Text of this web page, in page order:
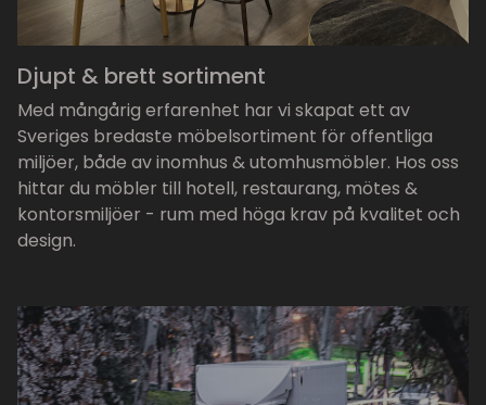
Djupt & brett sortiment
Med mångårig erfarenhet har vi skapat ett av
Sveriges bredaste möbelsortiment för offentliga
miljöer, både av inomhus & utomhusmöbler. Hos oss
hittar du möbler till hotell, restaurang, mötes &
kontorsmiljöer - rum med höga krav på kvalitet och
design.